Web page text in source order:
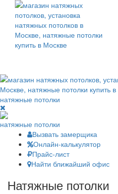
натяжные потолки
натяжные потолки
Вызвать замерщика
Онлайн-калькулятор
Прайс-лист
Найти ближайший офис
Натяжные потолки